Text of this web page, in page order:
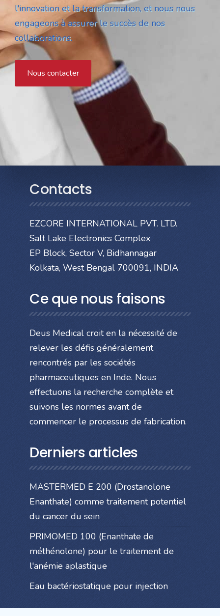
l'innovation et la transformation, et nous nous
engageons à assurer le succès de nos
collaborations.
Nous contacter
Contacts
EZCORE INTERNATIONAL PVT. LTD.
Salt Lake Electronics Complex
EP Block, Sector V, Bidhannagar
Kolkata, West Bengal 700091, INDIA
Ce que nous faisons
Deus Medical croit en la nécessité de
relever les défis généralement
rencontrés par les sociétés
pharmaceutiques en Inde. Nous
effectuons la recherche complète et
suivons les normes avant de
commencer le processus de fabrication.
Derniers articles
MASTERMED E 200 (Drostanolone
Enanthate) comme traitement potentiel
du cancer du sein
PRIMOMED 100 (Enanthate de
méthénolone) pour le traitement de
l'anémie aplastique
Eau bactériostatique pour injection